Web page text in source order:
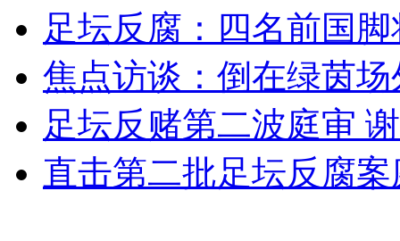
女孩北京地铁殴打老人 痛下狠手拳打脚踢
无痛分娩是否安全 医生回应
外交部：反对强权政治霸凌主义
外交部：有关国家言论片面不公正
足坛反腐：四名前国
焦点访谈：倒在绿茵
足坛反赌第二波庭审
直击第二批足坛反腐